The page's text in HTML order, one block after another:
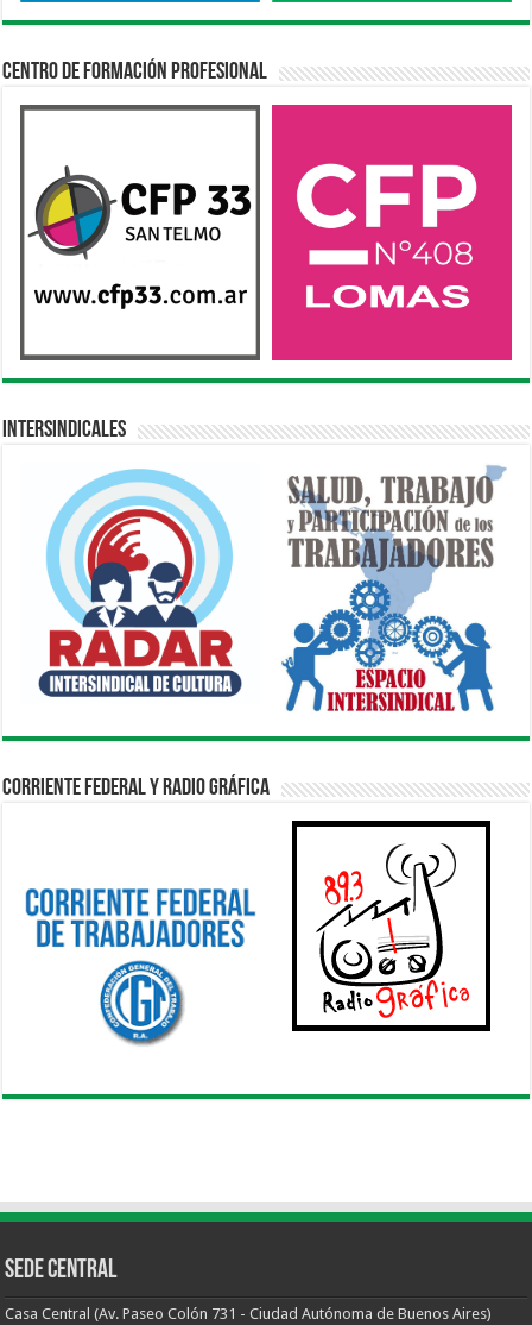
Centro de Formación Profesional
Intersindicales
Corriente Federal y Radio Gráfica
Sede Central
Casa Central (Av. Paseo Colón 731 - Ciudad Autónoma de Buenos Aires)